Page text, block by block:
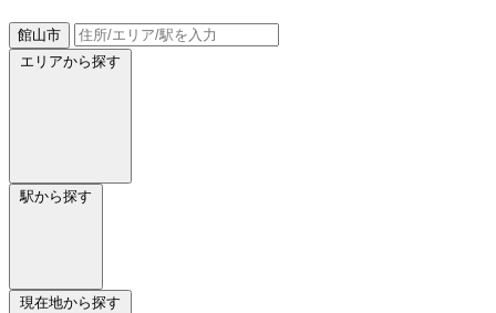
館山市
エリアから探す
駅から探す
現在地から探す